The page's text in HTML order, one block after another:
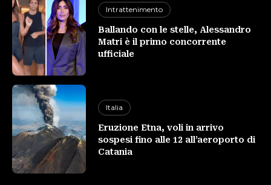
Intrattenimento
Ballando con le stelle, Alessandro
Matri è il primo concorrente
ufficiale
Italia
Eruzione Etna, voli in arrivo
sospesi fino alle 12 all’aeroporto di
Catania